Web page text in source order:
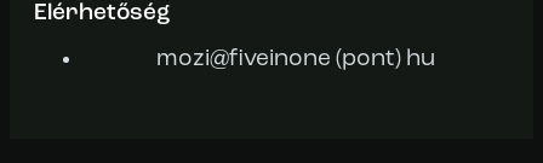
Elérhetőség
mozi@fiveinone (pont) hu